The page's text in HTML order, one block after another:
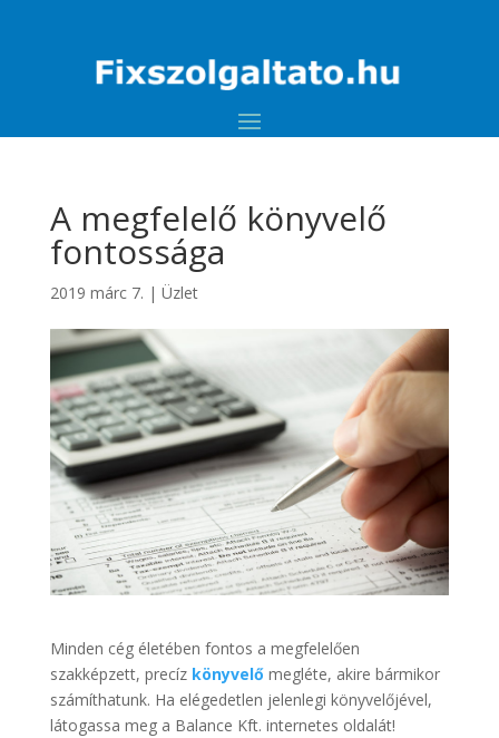
A megfelelő könyvelő
fontossága
2019 márc 7. | Üzlet
Minden cég életében fontos a megfelelően
szakképzett, precíz könyvelőmegléte, akire bármikor
számíthatunk. Ha elégedetlen jelenlegi könyvelőjével,
látogassa meg a Balance Kft. internetes oldalát!